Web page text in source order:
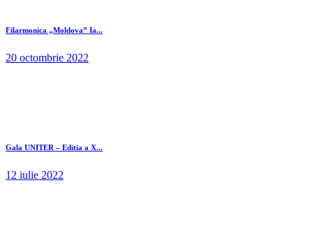
Filarmonica „Moldova” Ia...
20 octombrie 2022
Gala UNITER – Editia a X...
12 iulie 2022